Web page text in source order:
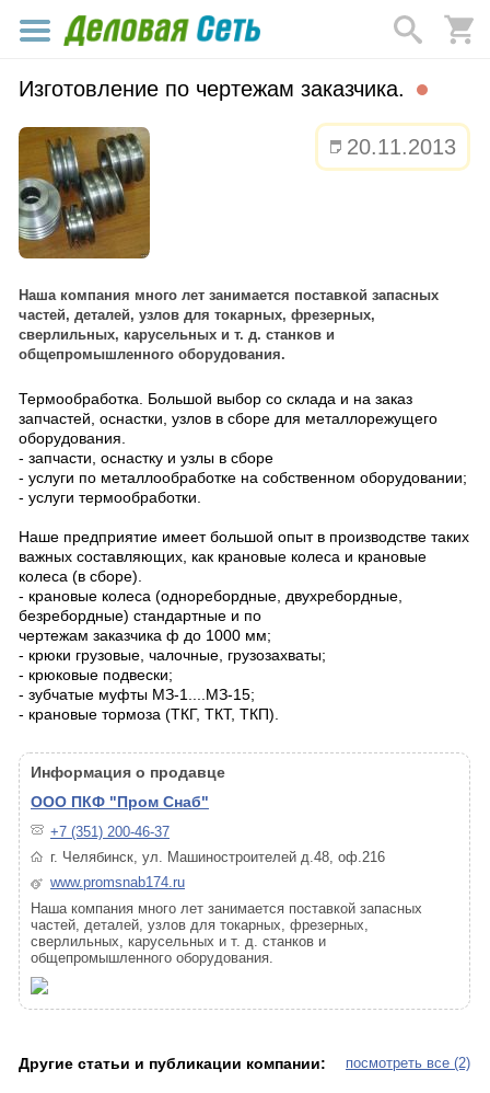
Изготовление по чертежам заказчика.
20.11.2013
Наша компания много лет занимается поставкой запасных
частей, деталей, узлов для токарных, фрезерных,
сверлильных, карусельных и т. д. станков и
общепромышленного оборудования.
Термообработка. Большой выбор со склада и на заказ
запчастей, оснастки, узлов в сборе для металлорежущего
оборудования.
- запчасти, оснастку и узлы в сборе
- услуги по металлообработке на собственном оборудовании;
- услуги термообработки.
Наше предприятие имеет большой опыт в производстве таких
важных составляющих, как крановые колеса и крановые
колеса (в сборе).
- крановые колеса (одноребордные, двухребордные,
безребордные) стандартные и по
чертежам заказчика ф до 1000 мм;
- крюки грузовые, чалочные, грузозахваты;
- крюковые подвески;
- зубчатые муфты МЗ-1....МЗ-15;
- крановые тормоза (ТКГ, ТКТ, ТКП).
Информация о продавце
ООО ПКФ "Пром Снаб"
+7 (351) 200-46-37
г. Челябинск, ул. Машиностроителей д.48, оф.216
www.promsnab174.ru
Наша компания много лет занимается поставкой запасных
частей, деталей, узлов для токарных, фрезерных,
сверлильных, карусельных и т. д. станков и
общепромышленного оборудования.
посмотреть все (2)
Другие статьи и публикации компании: